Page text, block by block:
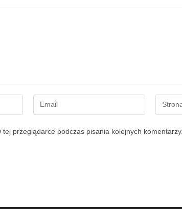
przeglądarce podczas pisania kolejnych komentarzy.